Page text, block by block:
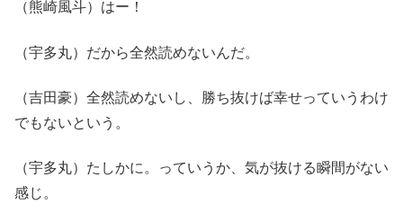
（熊崎風斗）はー！
（宇多丸）だから全然読めないんだ。
（吉田豪）全然読めないし、勝ち抜けば幸せっていうわけ
でもないという。
（宇多丸）たしかに。っていうか、気が抜ける瞬間がない
感じ。